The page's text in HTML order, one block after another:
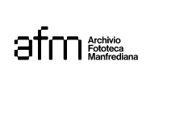
content